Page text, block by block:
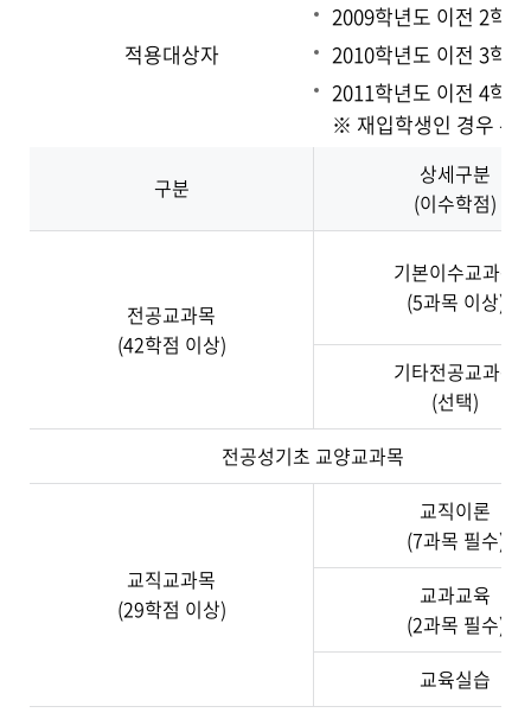
적용대상자
2009학년도 이전 2학
2010학년도 이전 3학
2011학년도 이전 4학
※ 재입학생인 경우 유
구분
상세구분
(이수학점)
전공교과목
(42학점 이상)
기본이수교과목
(5과목 이상)
기타전공교과목
(선택)
전공성기초 교양교과목
교직교과목
(29학점 이상)
교직이론
(7과목 필수)
교과교육
(2과목 필수)
교육실습